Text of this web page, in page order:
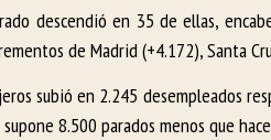
descendió en 35 de ellas,
de Madrid (+4.172), Santa
subió en 2.245 desempleados
8.500 parados menos que